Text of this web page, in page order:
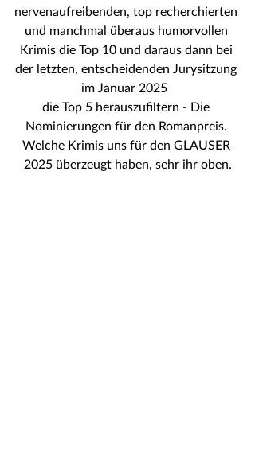
nervenaufreibenden, top recherchierten
und manchmal überaus humorvollen
Krimis die Top 10 und daraus dann bei
der letzten, entscheidenden Jurysitzung
im Januar 2025
die Top 5 herauszufiltern - Die
Nominierungen für den Romanpreis.
Welche Krimis uns für den GLAUSER
2025 überzeugt haben, sehr ihr oben.